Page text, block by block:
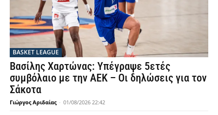
BASKET LEAGUE
Βασίλης Χαρτώνας: Υπέγραψε 5ετές
συμβόλαιο με την ΑΕΚ – Οι δηλώσεις για τον
Σάκοτα
Γιώργος Αριδαίας - 01/08/2026 22:42